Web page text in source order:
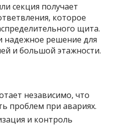
секция получает
которое
щита.
надежное решение для
и большой этажности.
независимо, что
проблем при авариях.
и контроль